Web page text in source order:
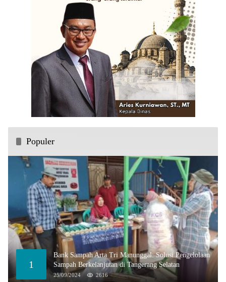
Populer
1
Bank Sampah Arta Tri Manunggal: Solusi Pengelolaan
Sampah Berkelanjutan di Tangerang Selatan
25/09/2024 2616